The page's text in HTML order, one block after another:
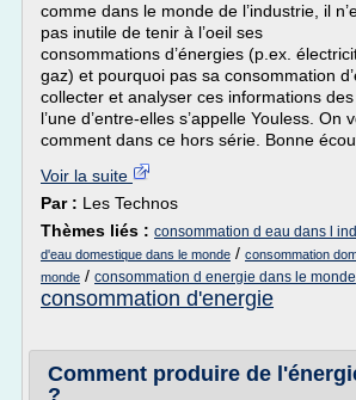
comme dans le monde de l’industrie, il
pas inutile de tenir à l’oeil ses
consommations d’énergies (p.ex.
gaz) et pourquoi pas sa consommation
collecter et analyser ces informations des
l’une d’entre-elles s’appelle Youless. On
comment dans ce hors série. Bonne
Voir la suite
Par : Les Technos
Thèmes liés : consommation d eau dans l
d'eau domestique dans le monde / consommation
monde / consommation d energie dans le monde
consommation d'energie
Comment produire de
?